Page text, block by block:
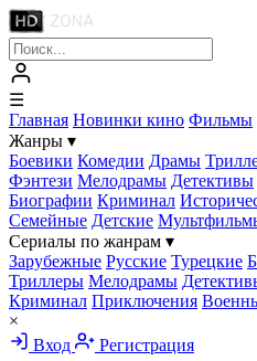
☰
Главная Новинки кино Фильмы
Жанры ▾
Боевики Комедии Драмы
Фэнтези Мелодрамы Детективы
Биографии Криминал
Семейные Детские
Сериалы по жанрам ▾
Зарубежные Русские Турецкие
Триллеры Мелодрамы
Криминал Приключения
×
Вход
Регистрация